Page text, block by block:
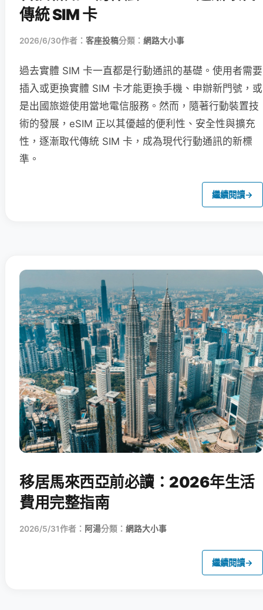
傳統 SIM 卡
2026/6/30作者： 客座投稿分類： 網路大小事
過去實體 SIM 卡一直都是行動通訊的基礎。使用者需要
插入或更換實體 SIM 卡才能更換手機、申辦新門號，或
是出國旅遊使用當地電信服務。然而，隨著行動裝置技
術的發展，eSIM 正以其優越的便利性、安全性與擴充
性，逐漸取代傳統 SIM 卡，成為現代行動通訊的新標
準。
繼續閱讀→
移居馬來西亞前必讀：2026年生活
費用完整指南
2026/5/31作者： 阿湯分類： 網路大小事
繼續閱讀→